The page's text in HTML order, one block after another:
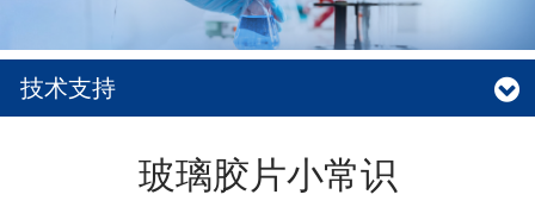
技术支持
玻璃胶片小常识